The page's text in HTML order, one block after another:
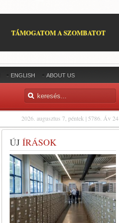
TÁMOGATOM A SZOMBATOT
ENGLISH ABOUT US
2026. augusztus 7, péntek | 5786. Áv 24
ÚJ ÍRÁSOK